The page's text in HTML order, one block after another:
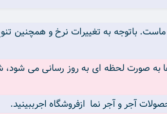
باتوجه به تغییرات نرخ و همچنین
صورت لحظه ای به روز رسانی می شود،